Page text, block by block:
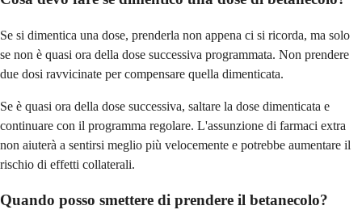
Se si dimentica una dose, prenderla non appena ci si ricorda, ma solo
se non è quasi ora della dose successiva programmata. Non prendere
due dosi ravvicinate per compensare quella dimenticata.
Se è quasi ora della dose successiva, saltare la dose dimenticata e
continuare con il programma regolare. L'assunzione di farmaci extra
non aiuterà a sentirsi meglio più velocemente e potrebbe aumentare il
rischio di effetti collaterali.
Quando posso smettere di prendere il betanecolo?